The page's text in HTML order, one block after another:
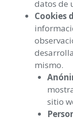
datos de
Cookies
mismo.
sitio